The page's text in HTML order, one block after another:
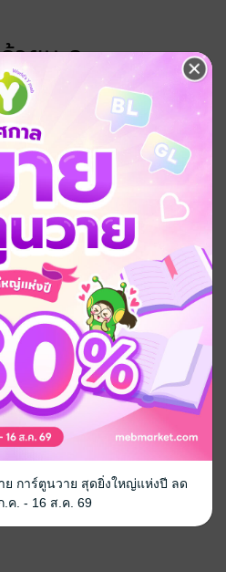
ยนะคะ
ข้อที่คุณกำลังชมค่ะ
ย การ์ตูนวาย สุดยิ่งใหญ่แห่งปี ลด
ค. - 16 ส.ค. 69